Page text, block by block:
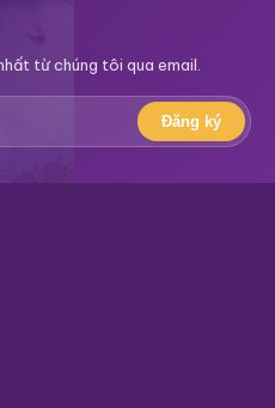
từ chúng tôi qua email.
Đăng ký